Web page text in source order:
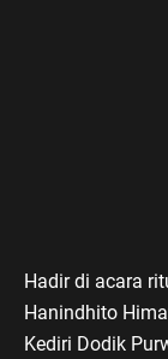
Hadir di acara
Hanindhito
Kediri Dodik